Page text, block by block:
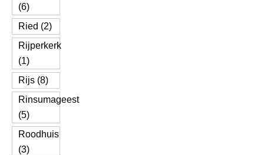
(6)
Ried (2)
Rijperkerk
(1)
Rijs (8)
Rinsumageest
(5)
Roodhuis
(3)